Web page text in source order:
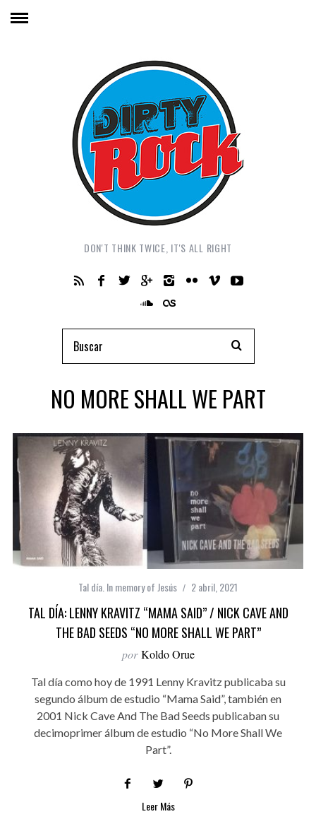
DON'T THINK TWICE, IT'S ALL RIGHT
NO MORE SHALL WE PART
Tal día. In memory of Jesús 2 abril, 2021
TAL DÍA: LENNY KRAVITZ “MAMA SAID” / NICK CAVE AND
THE BAD SEEDS “NO MORE SHALL WE PART”
por Koldo Orue
Tal día como hoy de 1991 Lenny Kravitz publicaba su
segundo álbum de estudio “Mama Said”, también en
2001 Nick Cave And The Bad Seeds publicaban su
decimoprimer álbum de estudio “No More Shall We
Part”.
Leer Más